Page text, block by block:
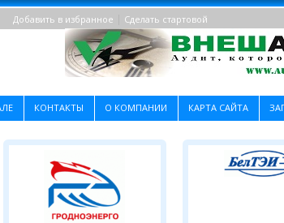
Добавить в избранное Сделать стартовой
КОНТАКТЫ О КОМПАНИИ КАРТА САЙТА